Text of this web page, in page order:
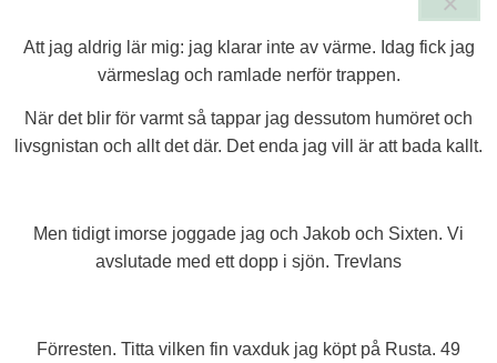
Att jag aldrig lär mig: jag klarar inte av värme. Idag fick jag
värmeslag och ramlade nerför trappen.
När det blir för varmt så tappar jag dessutom humöret och
livsgnistan och allt det där. Det enda jag vill är att bada kallt.
Men tidigt imorse joggade jag och Jakob och Sixten. Vi
avslutade med ett dopp i sjön. Trevlans
Förresten. Titta vilken fin vaxduk jag köpt på Rusta. 49